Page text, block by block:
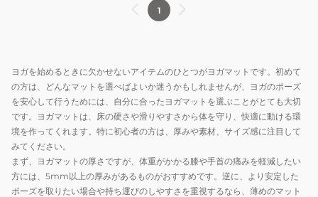
1
ヨガを始めるときに欠かせないアイテムのひとつがヨガマットです。初めて
の方は、どんなマットを選べばよいか迷うかもしれませんが、ヨガのポーズ
を安心して行うためには、自分に合ったヨガマットを選ぶことがとても大切
です。ヨガマットは、床の硬さや滑りやすさから体を守り、快適に動ける環
境を作ってくれます。特に初心者の方は、厚みや素材、サイズ感に注目して
みてください。
まず、ヨガマットの厚さですが、体重がかかる膝や手首の痛みを軽減したい
方には、5mm以上の厚みがあるものがおすすめです。逆に、より安定した
ポーズを取りたい場合や持ち運びのしやすさを重視するなら、薄めのマット